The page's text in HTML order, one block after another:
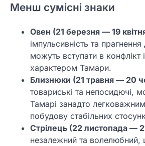
Менш сумісні знаки
Овен (21 березня — 19
імпульсивність та
можуть вступати в конфлікт
характером Тамари.
Близнюки (21 травня — 20
товариські та непосидючі,
Тамарі занадто
побудову стабільних
Стрілець (22 листопада —
незалежний та